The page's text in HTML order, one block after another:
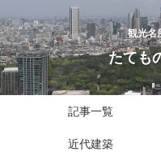
観光名
たても
記事一覧
近代建築